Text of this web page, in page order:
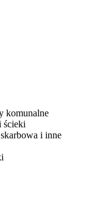
komunalne
ścieki
i inne